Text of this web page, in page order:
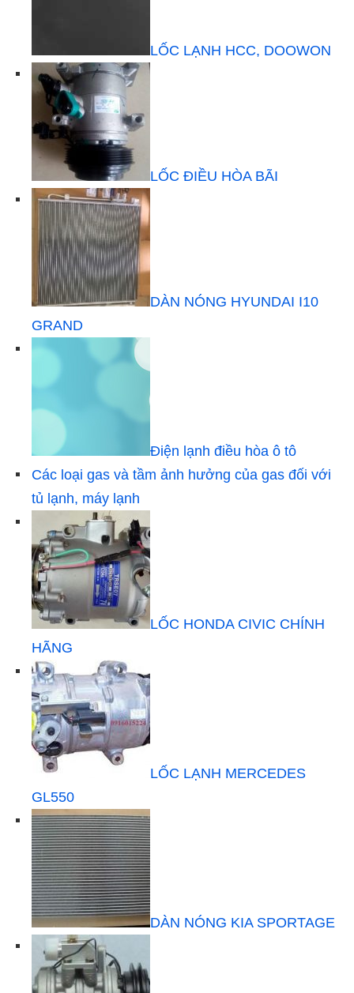
LỐC LẠNH HCC, DOOWON
LỐC ĐIỀU HÒA BÃI
DÀN NÓNG HYUNDAI I10
GRAND
Điện lạnh điều hòa ô tô
Các loại gas và tầm ảnh hưởng của gas đối với
tủ lạnh, máy lạnh
LỐC HONDA CIVIC CHÍNH
HÃNG
LỐC LẠNH MERCEDES
GL550
DÀN NÓNG KIA SPORTAGE